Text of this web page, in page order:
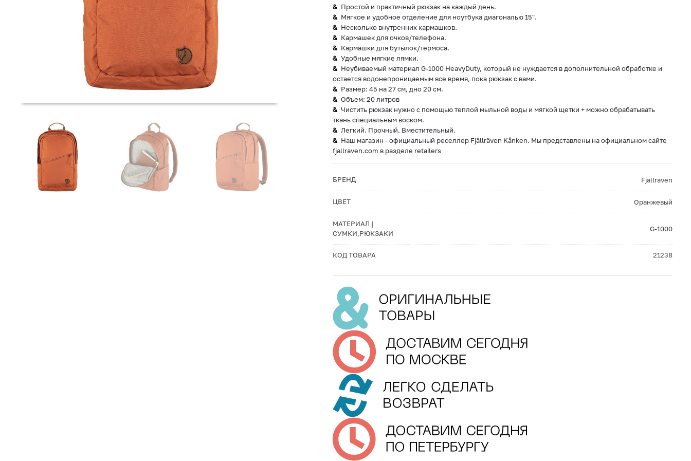
Простой и практичный рюкзак на каждый день.
Мягкое и удобное отделение для ноутбука диагональю 15".
Несколько внутренних кармашков.
Кармашек для очков/телефона.
Кармашки для бутылок/термоса.
Удобные мягкие лямки.
Неубиваемый материал G-1000 HeavyDuty, который не нуждается в дополнительной обработке и
остается водонепроницаемым все время, пока рюкзак с вами.
Размер: 45 на 27 см, дно 20 см.
Объем: 20 литров
Чистить рюкзак нужно с помощью теплой мыльной воды и мягкой щетки + можно обрабатывать
ткань специальным воском.
Легкий. Прочный. Вместительный.
Наш магазин - официальный реселлер Fjällräven Kånken. Мы представлены на официальном сайте
fjallraven.com в разделе retailers
БРЕНД Fjallraven
ЦВЕТ Оранжевый
МАТЕРИАЛ |
СУМКИ,РЮКЗАКИ
G-1000
КОД ТОВАРА 21238